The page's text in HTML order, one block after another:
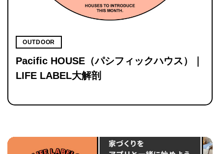
OUTDOOR
Pacific HOUSE（パシフィックハウス）｜
LIFE LABEL大解剖